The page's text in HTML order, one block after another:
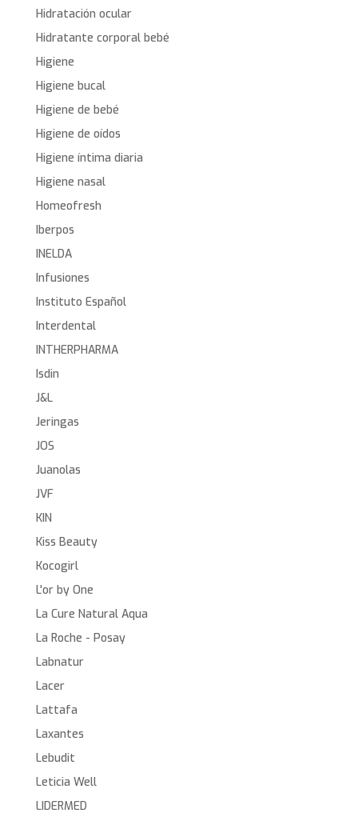
Hidratación ocular
Hidratante corporal bebé
Higiene
Higiene bucal
Higiene de bebé
Higiene de oídos
Higiene íntima diaria
Higiene nasal
Homeofresh
Iberpos
INELDA
Infusiones
Instituto Español
Interdental
INTHERPHARMA
Isdin
J&L
Jeringas
JOS
Juanolas
JVF
KIN
Kiss Beauty
Kocogirl
L'or by One
La Cure Natural Aqua
La Roche - Posay
Labnatur
Lacer
Lattafa
Laxantes
Lebudit
Leticia Well
LIDERMED